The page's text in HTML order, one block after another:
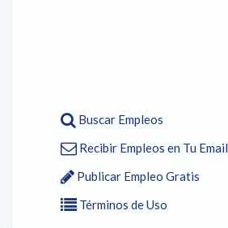
Buscar Empleos
Recibir Empleos en Tu Email
Publicar Empleo Gratis
Términos de Uso